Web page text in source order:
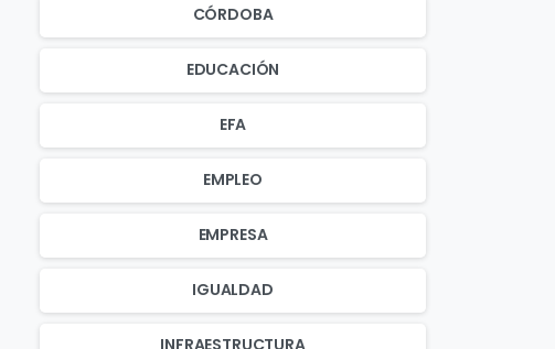
CÓRDOBA
EDUCACIÓN
EFA
EMPLEO
EMPRESA
IGUALDAD